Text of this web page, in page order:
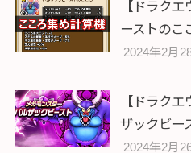
【ドラク
ーストのこ
2024年2月
【ドラク
ザックビー
2024年2月